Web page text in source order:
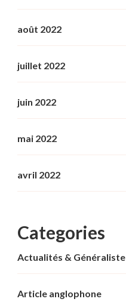
août 2022
juillet 2022
juin 2022
mai 2022
avril 2022
Categories
Actualités & Généraliste
Article anglophone